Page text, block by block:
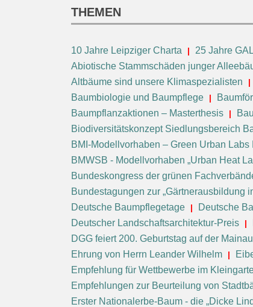
THEMEN
10 Jahre Leipziger Charta 25 Jahre
Abiotische Stammschäden junger
Altbäume sind unsere Klimaspezialisten
Baumbiologie und Baumpflege
Baumpflanzaktionen – Masterthesis
Biodiversitätskonzept Siedlungsbereich
BMI-Modellvorhaben – Green Urban Labs II
BMWSB - Modellvorhaben „Urban Heat
Bundeskongress der grünen
Bundestagungen zur „Gärtnerausbildung
Deutsche Baumpflegetage
Deutsche
Deutscher Landschaftsarchitektur-Preis
DGG feiert 200. Geburtstag auf der Mainau
Ehrung von Herrn Leander Wilhelm
Empfehlung für Wettbewerbe im
Empfehlungen zur Beurteilung von
Erster Nationalerbe-Baum - die „Dicke